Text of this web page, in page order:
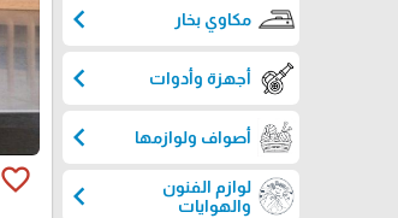
مكاوي بخار chevron_left
أجهزة وأدوات chevron_left
أصواف ولوازمها chevron_left
لوازم الفنون
والهوايات
chevron_left
favorite_border